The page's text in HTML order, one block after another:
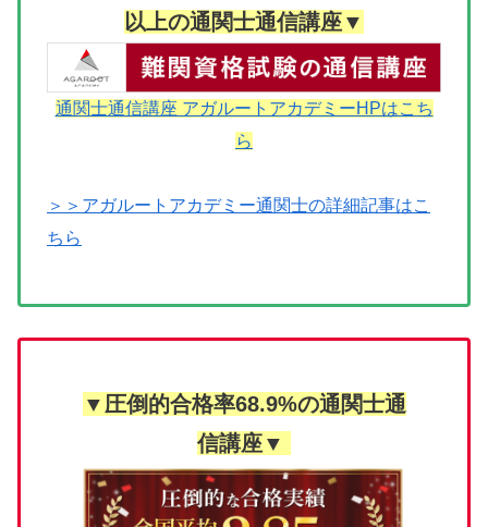
以上の通関士通信講座▼
通関士通信講座 アガルートアカデミーHPはこち
ら
＞＞アガルートアカデミー通関士の詳細記事はこ
ちら
▼圧倒的合格率68.9%の通関士通
信講座▼